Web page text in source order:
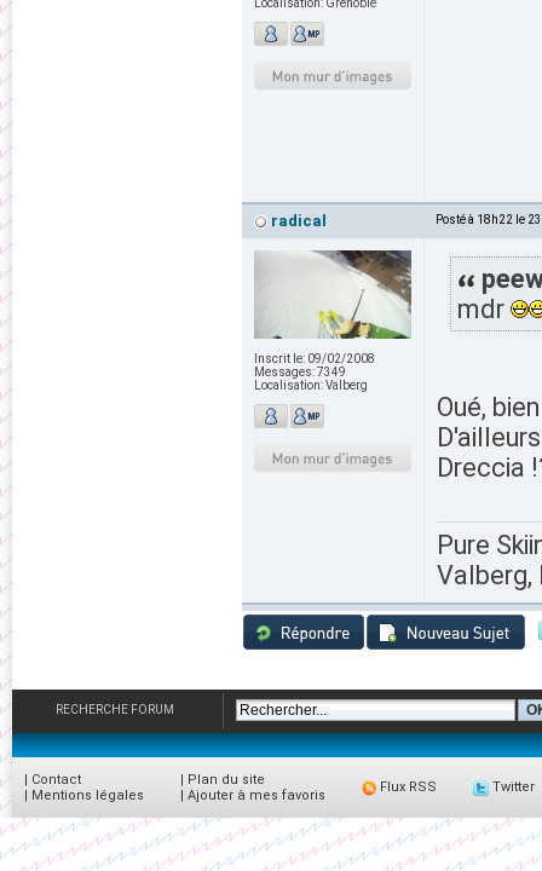
Localisation: Grenoble
radical Posté à 18h22 le
Inscrit le: 09/02/2008
Messages:7349
Localisation:Valberg
mdr
Oué,
Dreccia
Pure
Valberg,
RECHERCHE FORUM
| Contact
| Mentions légales
| Plan du site
| Ajouter à mes favoris
Flux RSS Twitter